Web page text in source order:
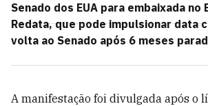
Senado dos EUA para embaixada no
Redata, que pode impulsionar data
volta ao Senado após 6 meses
A manifestação foi divulgada após o